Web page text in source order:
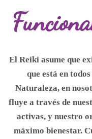
El Reiki asume que
que está en
Naturaleza, en
fluye a través de
activas, y nuestro
máximo bienestar.